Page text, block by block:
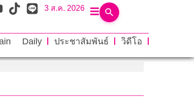
3 ส.ค. 2026
Daily ประชาสัมพันธ์
วิดีโอ